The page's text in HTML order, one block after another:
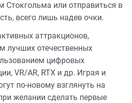
или отправиться в
всего лишь надев очки.
аттракционов,
лучших отечественных
цифровых
VR/AR, RTX и др. Играя и
по-новому взглянуть на
желании сделать первые